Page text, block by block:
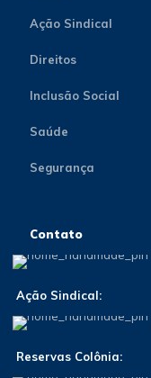
Ação Sindical
Direitos
Inclusão Social
Saúde
Segurança
Contato
Ação Sindical:
Reservas Colônia: